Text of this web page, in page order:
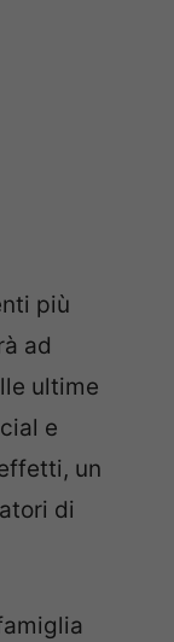
più
ad
ultime
e
un
di